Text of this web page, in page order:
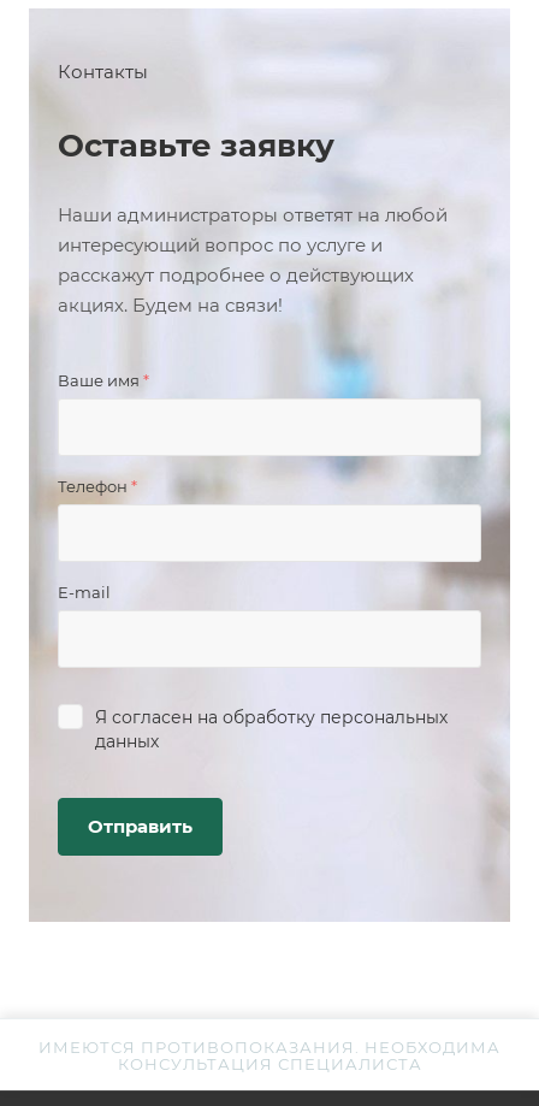
Контакты
Оставьте заявку
Наши администраторы ответят на любой
интересующий вопрос по услуге и
расскажут подробнее о действующих
акциях. Будем на связи!
Ваше имя *
Телефон *
E-mail
Я согласен на обработку персональных
данных
ИМЕЮТСЯ ПРОТИВОПОКАЗАНИЯ. НЕОБХОДИМА
КОНСУЛЬТАЦИЯ СПЕЦИАЛИСТА